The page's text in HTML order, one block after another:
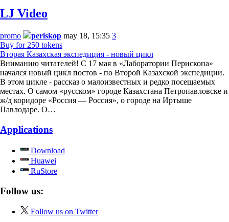
LJ Video
promo periskop may 18, 15:35 3
Buy for 250 tokens
Вторая Казахская экспедиция - новый цикл
Вниманию читателей! С 17 мая в «Лаборатории Перископа»
начался новый цикл постов - по Второй Казахской экспедиции.
В этом цикле - рассказ о малоизвестных и редко посещаемых
местах. О самом «русском» городе Казахстана Петропавловске и
ж/д коридоре «Россия — Россия», о городе на Иртыше
Павлодаре. О…
Applications
Download
Huawei
RuStore
Follow us:
Follow us on Twitter